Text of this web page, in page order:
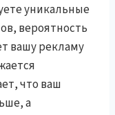
уникальные
вероятность
вашу рекламу
что ваш
а